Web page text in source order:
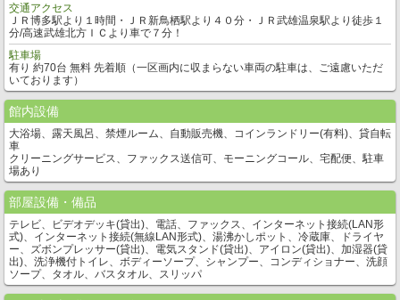
交通アクセス
ＪＲ博多駅より１時間・ＪＲ新鳥栖駅より４０分・ＪＲ武雄温泉駅より徒歩１
分/高速武雄北方ＩＣより車で７分！
駐車場
有り 約70台 無料 先着順（一区画内に収まらない車両の駐車は、ご遠慮いただ
いております）
館内設備
大浴場、露天風呂、禁煙ルーム、自動販売機、コインランドリー(有料)、貸自転
車
クリーニングサービス、ファックス送信可、モーニングコール、宅配便、駐車
場あり
部屋設備・備品
テレビ、ビデオデッキ(貸出)、電話、ファックス、インターネット接続(LAN形
式)、インターネット接続(無線LAN形式)、湯沸かしポット、冷蔵庫、ドライヤ
ー、ズボンプレッサー(貸出)、電気スタンド(貸出)、アイロン(貸出)、加湿器(貸
出)、洗浄機付トイレ、ボディーソープ、シャンプー、コンディショナー、洗顔
ソープ、タオル、バスタオル、スリッパ